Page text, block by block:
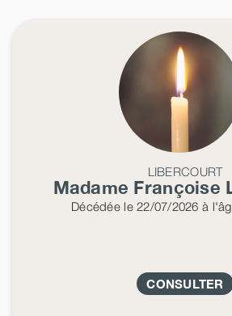
LIBERCOURT
Madame Françoise
Décédéele 22/07/2026 à
CONSULTER